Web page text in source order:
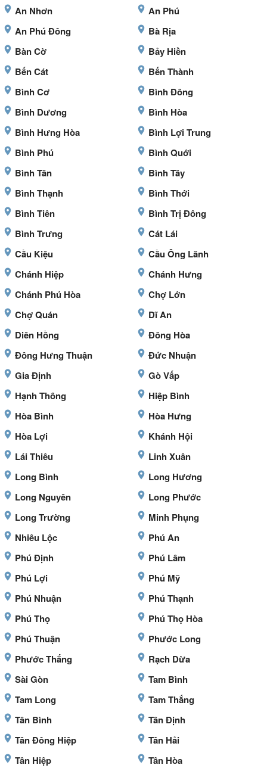
An Nhơn
An Phú
An Phú Đông
Bà Rịa
Bàn Cờ
Bảy Hiền
Bến Cát
Bến Thành
Bình Cơ
Bình Đông
Bình Dương
Bình Hòa
Bình Hưng Hòa
Bình Lợi Trung
Bình Phú
Bình Quới
Bình Tân
Bình Tây
Bình Thạnh
Bình Thới
Bình Tiên
Bình Trị Đông
Bình Trưng
Cát Lái
Cầu Kiệu
Cầu Ông Lãnh
Chánh Hiệp
Chánh Hưng
Chánh Phú Hòa
Chợ Lớn
Chợ Quán
Dĩ An
Diên Hồng
Đông Hòa
Đông Hưng Thuận
Đức Nhuận
Gia Định
Gò Vấp
Hạnh Thông
Hiệp Bình
Hòa Bình
Hòa Hưng
Hòa Lợi
Khánh Hội
Lái Thiêu
Linh Xuân
Long Bình
Long Hương
Long Nguyên
Long Phước
Long Trường
Minh Phụng
Nhiêu Lộc
Phú An
Phú Định
Phú Lâm
Phú Lợi
Phú Mỹ
Phú Nhuận
Phú Thạnh
Phú Thọ
Phú Thọ Hòa
Phú Thuận
Phước Long
Phước Thắng
Rạch Dừa
Sài Gòn
Tam Bình
Tam Long
Tam Thắng
Tân Bình
Tân Định
Tân Đông Hiệp
Tân Hải
Tân Hiệp
Tân Hòa